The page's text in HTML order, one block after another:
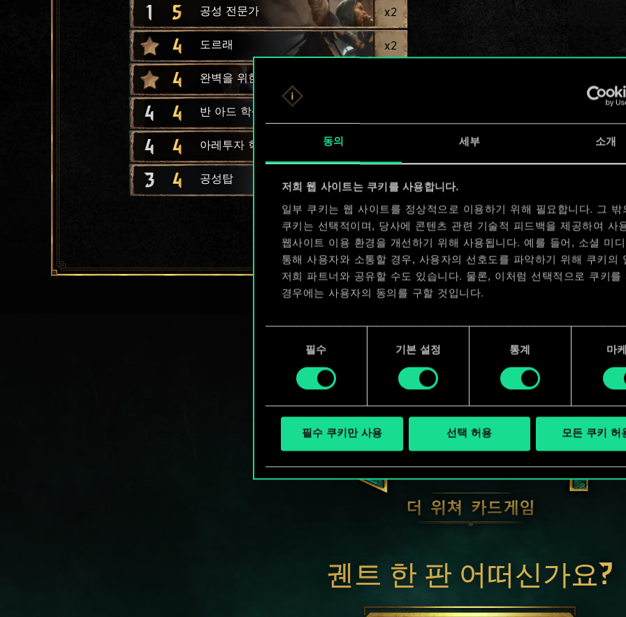
동의 세부 소개
저희 웹 사이트는 쿠키를 사용합니다.
일부 쿠키는 웹 사이트를 정상적으로 이용하기 위해 필요합니다. 그 밖
쿠키는 선택적이며, 당사에 콘텐츠 관련 기술적 피드백을 제공하여 사
웹사이트 이용 환경을 개선하기 위해 사용됩니다. 예를 들어, 소셜 미
통해 사용자와 소통할 경우, 사용자의 선호도를 파악하기 위해 쿠키의
저희 파트너와 공유할 수도 있습니다. 물론, 이처럼 선택적으로 쿠키를
경우에는 사용자의 동의를 구할 것입니다.
쿠키 사용에 관한 세부 사항이나 관련 설정은 아래의 "Settings" 메뉴에
확인할 수 있습니다.
필수 기본 설정 통계 마
필수 쿠키만 사용 선택 허용 모든 쿠키 허
1 5 공성 전문가 x2
4 도르래 x2
4 완벽을 위한 훈련
4 4 반 아드 학생
4 4 아레투자 학생
3 4 공성탑 x2
궨트 한 판 어떠신가요?